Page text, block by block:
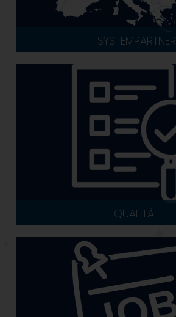
SYSTEMPARTNER
QUALITÄT